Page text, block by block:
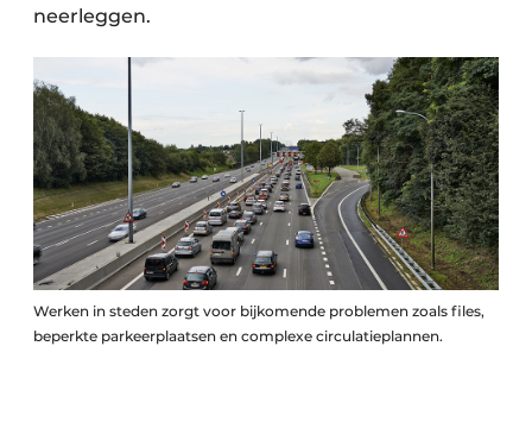
neerleggen.
Werken in steden zorgt voor bijkomende problemen zoals files,
beperkte parkeerplaatsen en complexe circulatieplannen.